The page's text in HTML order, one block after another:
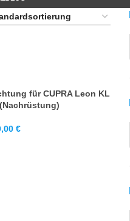
für CUPRA Leon KL
€